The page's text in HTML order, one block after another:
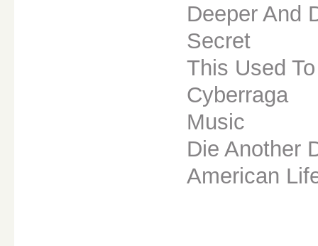
Deeper And
Secret
This Used
Cyberraga
Music
Die Another
American